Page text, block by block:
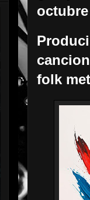
octubre
folk